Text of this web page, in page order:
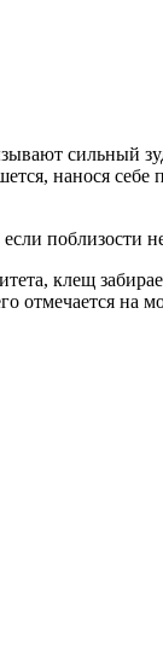
сильный
нанося себе
поблизости
клещ
отмечается на